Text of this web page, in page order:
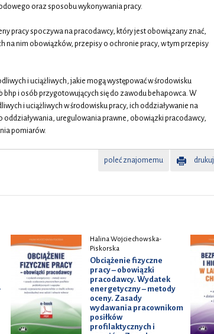
oraz sposobu wykonywania pracy.
pracy spoczywa na pracodawcy, który jest obowiązany znać,
na nim obowiązków, przepisy o ochronie pracy, w tym przepisy
i uciążliwych, jakie mogą występować w środowisku
bhp i osób przygotowujących się do zawodu behapowca. W
i uciążliwych w środowisku pracy, ich oddziaływanie na
uregulowania prawne, obowiązki pracodawcy,
pomiarów.
poleć znajomemu drukuj
Halina Wojciechowska-
Piskorska
Obciążenie fizyczne
pracy – obowiązki
pracodawcy. Wydatek
energetyczny – metody
oceny. Zasady
wydawania pracownikom
posiłków
profilaktycznych i